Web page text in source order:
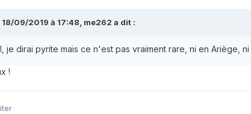
18/09/2019 à 17:48, me262 a dit :
je dirai pyrite mais ce n'est pas vraiment rare, ni en Ariège,
!